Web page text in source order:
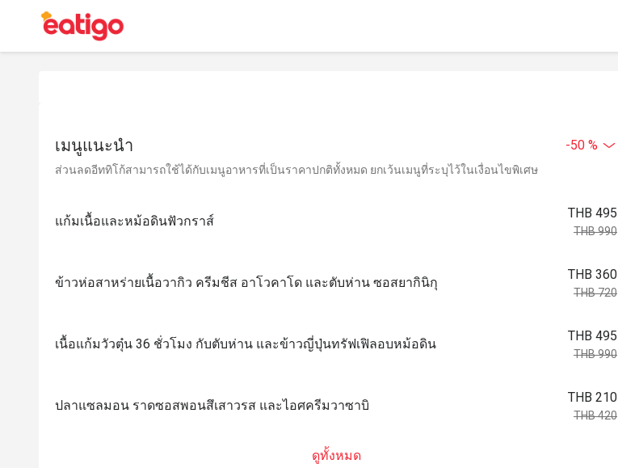
เมนูแนะนำ -50 %
ส่วนลดอีททิโก้สามารถใช้ได้กับเมนูอาหารที่เป็นราคาปกติทั้งหมด ยกเว้นเมนูที่ระบุไว้ในเงื่อนไขพิเศษ
แก้มเนื้อและหม้อดินฟัวกราส์
THB 495
THB 990
ข้าวห่อสาหร่ายเนื้อวากิว ครีมชีส อาโวคาโด และตับห่าน ซอสยากินิกุ
THB 360
THB 720
เนื้อแก้มวัวตุ๋น 36 ชั่วโมง กับตับห่าน และข้าวญี่ปุ่นทรัฟเฟิลอบหม้อดิน
THB 495
THB 990
ปลาแซลมอน ราดซอสพอนสึเสาวรส และไอศครีมวาซาบิ
THB 210
THB 420
ดูทั้งหมด